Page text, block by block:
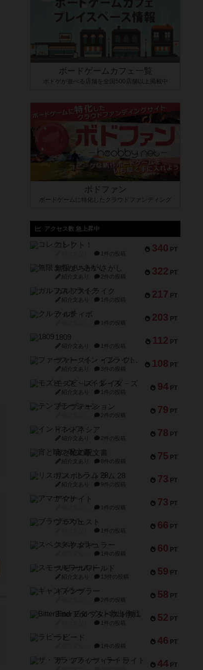
ボードゲームカフェ一覧
ボドゲが遊べる店舗を全国500店舗以上掲載中
ボドファン
ボードゲームに特化したクラウドファンディング
アクセス数 急上昇中
340 PT
コレクト！
1件の投稿
322 PT
無限まちがいさがし
紹介文あり 2件の投稿
217 PT
ガルフストライク
紹介文あり 1件の投稿
203 PT
クルティボ
1件の投稿
112 PT
1809
紹介文あり 1件の投稿
108 PT
ファースト・イン・フライト
紹介文あり 3件の投稿
94 PT
モズビ－ズ・レイダ－ズ
紹介文あり 1件の投稿
79 PT
テンプテーション
2件の投稿
78 PT
インドネシア
紹介文あり 2件の投稿
75 PT
宵と暁の呪文書
紹介文あり 8件の投稿
73 PT
リスボン・トラム 28
紹介文あり 9件の投稿
73 PT
アマナイト
1件の投稿
66 PT
ブラヴェスト
1件の投稿
60 PT
スペクタキュラー
1件の投稿
59 PT
スモールワールド
紹介文あり 13件の投稿
58 PT
ギャンブラー
2件の投稿
52 PT
Bitter End ブタペスト救出作戦
1件の投稿
46 PT
ラピード
1件の投稿
44 PT
ザ・フラッフィー・ライト